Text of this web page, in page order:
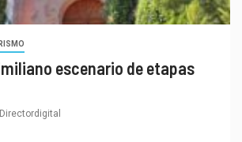
escenario de etapas
Directordigital